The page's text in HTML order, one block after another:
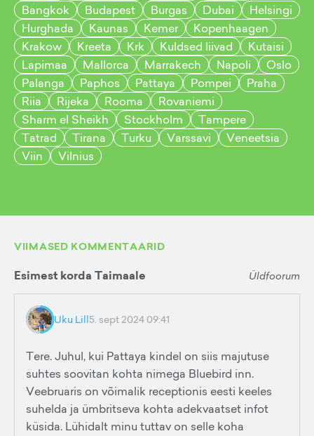
Bangkok
Budapest Burgas Dubai
Helsingi
Hurghada
Kaunas Kemer
Kopenhaagen
Krakow
Kreeta Krk Kuldsed liivad
Kutaisi
Lapimaa
Mallorca Marrakech Napoli
Oslo
Palanga
Paphos Pattaya Pompei
Praha
Riia
Rijeka Rooma
Rovaniemi
Sharm el Sheikh
Stockholm
Tampere
Tatrad
Tirana Turku Varssavi
Veneetsia
Viin
Vilnius
VIIMASED KOMMENTAARID
Esimest korda Taimaale Üldfoorum
Uku Lill5. sept 2024 09:41
Tere. Juhul, kui Pattaya kindel on siis majutuse
suhtes soovitan kohta nimega Bluebird inn.
Veebruaris on võimalik receptionis eesti keeles
suhelda ja ümbritseva kohta adekvaatset infot
küsida. Lühidalt minu tuttav on selle koha